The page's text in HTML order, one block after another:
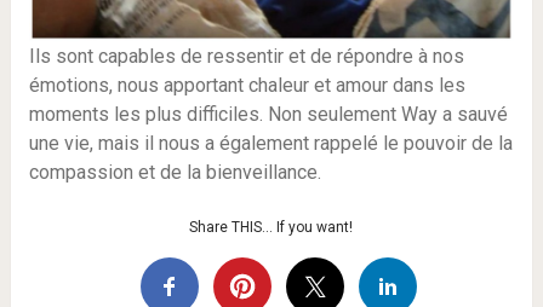
Ils sont capables de ressentir et de répondre à nos
émotions, nous apportant chaleur et amour dans les
moments les plus difficiles. Non seulement Way a sauvé
une vie, mais il nous a également rappelé le pouvoir de la
compassion et de la bienveillance.
Share THIS… If you want!